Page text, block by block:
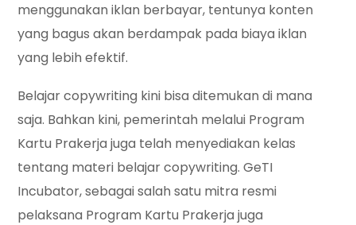
menggunakan iklan berbayar, tentunya konten
yang bagus akan berdampak pada biaya iklan
yang lebih efektif.
Belajar copywriting kini bisa ditemukan di mana
saja. Bahkan kini, pemerintah melalui Program
Kartu Prakerja juga telah menyediakan kelas
tentang materi belajar copywriting. GeTI
Incubator, sebagai salah satu mitra resmi
pelaksana Program Kartu Prakerja juga